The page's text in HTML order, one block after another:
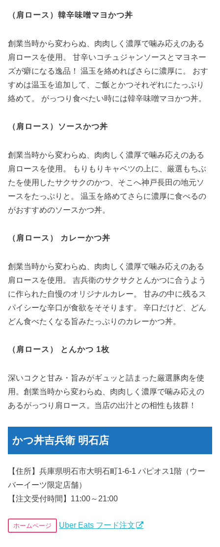
（肩ロース）韓辛味噌マヨかつ丼
創業当時から変わらぬ、肉肉しく濃厚で噛み応えのある
肩ロースを使用。 甘辛いコチュジャンソースとマヨネー
ズが癖になる逸品！ 温玉を絡めればさらに濃厚に。 おす
すめは温玉を追加して、ご飯とかつそれぞれにたっぷり
絡めて。 がっつり食べたい時には韓辛味噌マヨかつ丼。
（肩ロース）ソースかつ丼
創業当時から変わらぬ、肉肉しく濃厚で噛み応えのある
肩ロースを使用。 もりもりキャベツの上に、厳選もちぶ
たを使用したサクサクのかつ、そこへ神戸長田の地元ソ
ースをたっぷりと。 温玉を絡めてさらに濃厚に食べるの
がおすすめのソースかつ丼。
（肩ロース） カレーかつ丼
創業当時から変わらぬ、肉肉しく濃厚で噛み応えのある
肩ロースを使用。 吉兵衛のサクサクとんかつに合うよう
に作られた自慢のオリジナルカレー。 甘みの中に残るス
パイシーな辛口が食欲をそそります。 辛口だけど、どん
どん食べたくなる旨みたっぷりのカレーかつ丼。
（肩ロース） とんかつ 1枚
深いコクと甘み・旨みがギュッと詰まった厳選豚肉を使
用。創業当時から変わらぬ、肉肉しく濃厚で噛み応えの
あるがっつり肩ロース。当店の出汁との相性も抜群！
かつ丼吉兵衛 明石店
【住所】兵庫県明石市大明石町1-6-1 パピオス1階（ウー
バーイーツ限定店舗）
【注文受付時間】11:00～21:00
ホームページ Uber Eats フード注文